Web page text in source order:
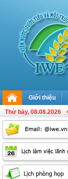
Giới thiệu
Thứ bảy, 08.08.2026